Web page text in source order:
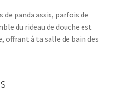
de panda assis, parfois de
du rideau de douche est
offrant à ta salle de bain des